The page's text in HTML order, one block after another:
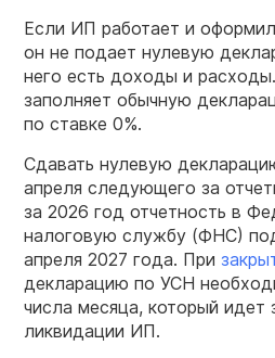
Если ИП работает и
он не подает нулевую
него есть доходы и
заполняет обычную
по ставке 0%.
Сдавать нулевую
апреля следующего за
за 2026 год отчетность в
налоговую службу (ФНС)
апреля 2027 года. При
декларацию по УСН
числа месяца, который идет
ликвидации ИП.